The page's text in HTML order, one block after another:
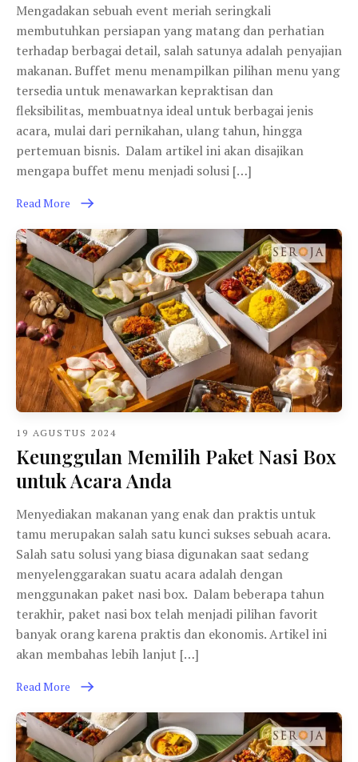
Mengadakan sebuah event meriah seringkali
membutuhkan persiapan yang matang dan perhatian
terhadap berbagai detail, salah satunya adalah penyajian
makanan. Buffet menu menampilkan pilihan menu yang
tersedia untuk menawarkan kepraktisan dan
fleksibilitas, membuatnya ideal untuk berbagai jenis
acara, mulai dari pernikahan, ulang tahun, hingga
pertemuan bisnis. Dalam artikel ini akan disajikan
mengapa buffet menu menjadi solusi […]
Read More
19 AGUSTUS 2024
Keunggulan Memilih Paket Nasi Box
untuk Acara Anda
Menyediakan makanan yang enak dan praktis untuk
tamu merupakan salah satu kunci sukses sebuah acara.
Salah satu solusi yang biasa digunakan saat sedang
menyelenggarakan suatu acara adalah dengan
menggunakan paket nasi box. Dalam beberapa tahun
terakhir, paket nasi box telah menjadi pilihan favorit
banyak orang karena praktis dan ekonomis. Artikel ini
akan membahas lebih lanjut […]
Read More